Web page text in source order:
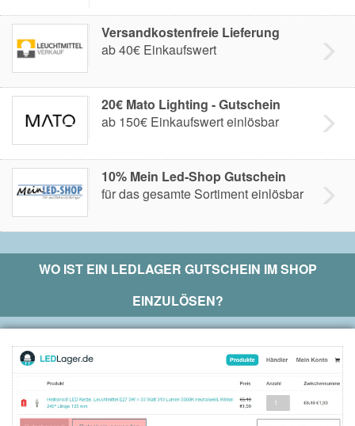
Versandkostenfreie Lieferung
ab 40€ Einkaufswert
20€ Mato Lighting - Gutschein
ab 150€ Einkaufswert einlösbar
10% Mein Led-Shop Gutschein
für das gesamte Sortiment einlösbar
WO IST EIN LEDLAGER GUTSCHEIN IM SHOP
EINZULÖSEN?